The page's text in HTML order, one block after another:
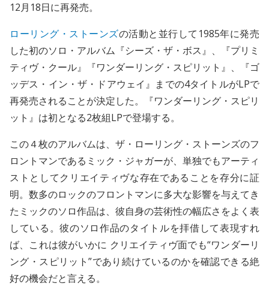
12月18日に再発売。
ローリング・ストーンズの活動と並行して1985年に発売
した初のソロ・アルバム『シーズ・ザ・ボス』、『プリミ
ティヴ・クール』『ワンダーリング・スピリット』、『ゴ
ッデス・イン・ザ・ドアウェイ』までの4タイトルがLPで
再発売されることが決定した。『ワンダーリング・スピリ
ット』は初となる2枚組LPで登場する。
この４枚のアルバムは、ザ・ローリング・ストーンズのフ
ロントマンであるミック・ジャガーが、単独でもアーティ
ストとしてクリエイティヴな存在であることを存分に証
明。数多のロックのフロントマンに多大な影響を与えてき
たミックのソロ作品は、彼自身の芸術性の幅広さをよく表
している。彼のソロ作品のタイトルを拝借して表現すれ
ば、これは彼がいかに クリエイティヴ面でも“ワンダーリ
ング・スピリット”であり続けているのかを確認できる絶
好の機会だと言える。